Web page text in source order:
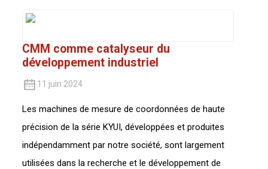
CMM comme catalyseur du
développement industriel
11 juin 2024
Les machines de mesure de coordonnées de haute
précision de la série KYUI, développées et produites
indépendamment par notre société, sont largement
utilisées dans la recherche et le développement de